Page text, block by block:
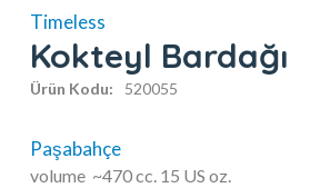
Timeless
Kokteyl Bardağı
Ürün Kodu: 520055
Paşabahçe
volume ~470 cc. 15 US oz.